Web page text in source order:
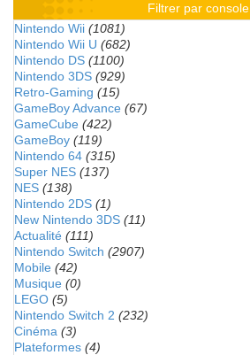
Filtrer par console
Nintendo Wii (1081)
Nintendo Wii U (682)
Nintendo DS (1100)
Nintendo 3DS (929)
Retro-Gaming (15)
GameBoy Advance (67)
GameCube (422)
GameBoy (119)
Nintendo 64 (315)
Super NES (137)
NES (138)
Nintendo 2DS (1)
New Nintendo 3DS (11)
Actualité (111)
Nintendo Switch (2907)
Mobile (42)
Musique (0)
LEGO (5)
Nintendo Switch 2 (232)
Cinéma (3)
Plateformes (4)